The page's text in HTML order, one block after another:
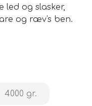
og slasker,
og ræv's ben.
af den
vægt.
4000 gr.